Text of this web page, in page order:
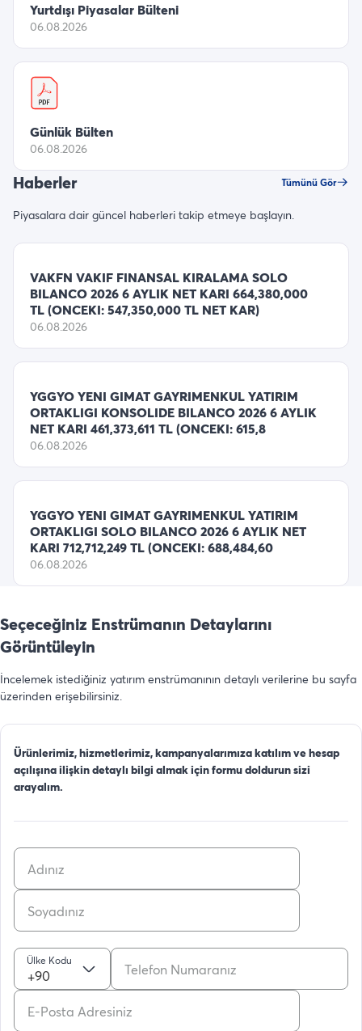
Yurtdışı Piyasalar Bülteni
06.08.2026
Günlük Bülten
06.08.2026
Haberler Tümünü Gör
Piyasalara dair güncel haberleri takip etmeye başlayın.
VAKFN VAKIF FINANSAL KIRALAMA SOLO
BILANCO 2026 6 AYLIK NET KARI 664,380,000
TL (ONCEKI: 547,350,000 TL NET KAR)
06.08.2026
YGGYO YENI GIMAT GAYRIMENKUL YATIRIM
ORTAKLIGI KONSOLIDE BILANCO 2026 6 AYLIK
NET KARI 461,373,611 TL (ONCEKI: 615,8
06.08.2026
YGGYO YENI GIMAT GAYRIMENKUL YATIRIM
ORTAKLIGI SOLO BILANCO 2026 6 AYLIK NET
KARI 712,712,249 TL (ONCEKI: 688,484,60
06.08.2026
Seçeceğiniz Enstrümanın Detaylarını
Görüntüleyin
İncelemek istediğiniz yatırım enstrümanının detaylı verilerine bu sayfa
üzerinden erişebilirsiniz.
Ürünlerimiz, hizmetlerimiz, kampanyalarımıza katılım ve hesap
açılışına ilişkin detaylı bilgi almak için formu doldurun sizi
arayalım.
Ülke Kodu
+90